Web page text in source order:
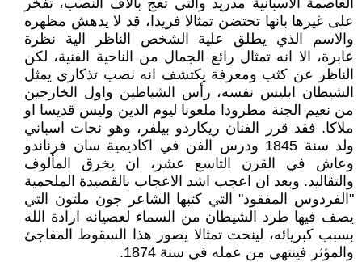
العاصمة الاسبانية مدريد والتي تعج بالاف النصب، تفخر
على غيرها بانها تحتضن تمثالا فريدا، قد لا يدهش مظهره
والاسم الذي يطلق علية الشخص الناظر الية نظرة
عابرة، الا انه تمثال رائع الجمال من الناحية الفنية، لكن
الناظر عن كثب ومعرفة يكتشف انه نصب تذكاري يمثل
الشيطان ابليس نفسه، رأس الشياطين واول الخارجين
من نعيم الجنة مطرودا ملعونا ليوم الدين وليس قديسا او
ملاكا. فقد قرر الفنان ريكاردو بيلفر، وهو نحات اسباني
ولد سنة 1845 ودرس الفن في اكاديمية سان فرناندو
وعاش في القرن التاسع عشر، ان يخرق المألوف
والتقاليد. وبعد ان اعجب اشد الاعجاب بالقصيدة الملحمية
"الفردوس المفقود" التي كتبها الشاعر جون ملتون التي
يصف فيها طرد الشيطان من السماء لعصيانه ارادة الله
بسبب كبريائه، لينحت تمثالا يصور هذا السقوط المفاجئ
والمؤثر فينتهي من عمله في سنة 1874.